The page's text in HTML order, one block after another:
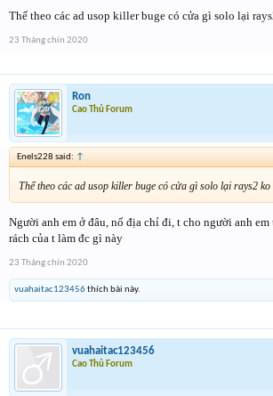
Thế theo các ad usop killer buge có cửa gì solo lại
23 Tháng chín 2020
Ron
Cao Thủ Forum
Enels228 said: ↑
Thế theo các ad usop killer buge có cửa gì solo lại rays2 ko
Người anh em ở đâu, nổ địa chỉ đi, t cho người anh em
rách của t làm đc gì này
23 Tháng chín 2020
vuahaitac123456thích bài này.
vuahaitac123456
Cao Thủ Forum